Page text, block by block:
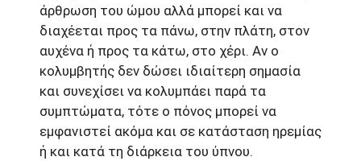
άρθρωση του ώμου αλλά μπορεί και να
διαχέεται προς τα πάνω, στην πλάτη, στον
αυχένα ή προς τα κάτω, στο χέρι. Αν ο
κολυμβητής δεν δώσει ιδιαίτερη σημασία
και συνεχίσει να κολυμπάει παρά τα
συμπτώματα, τότε ο πόνος μπορεί να
εμφανιστεί ακόμα και σε κατάσταση ηρεμίας
ή και κατά τη διάρκεια του ύπνου.